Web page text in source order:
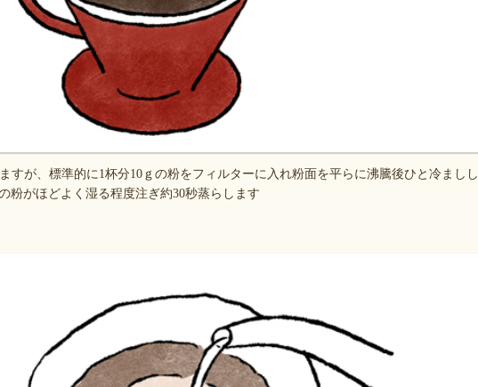
すが、標準的に1杯分10ｇの粉をフィルターに入れ粉面を平らに沸騰後ひと冷ましし
粉がほどよく湿る程度注ぎ約30秒蒸らします